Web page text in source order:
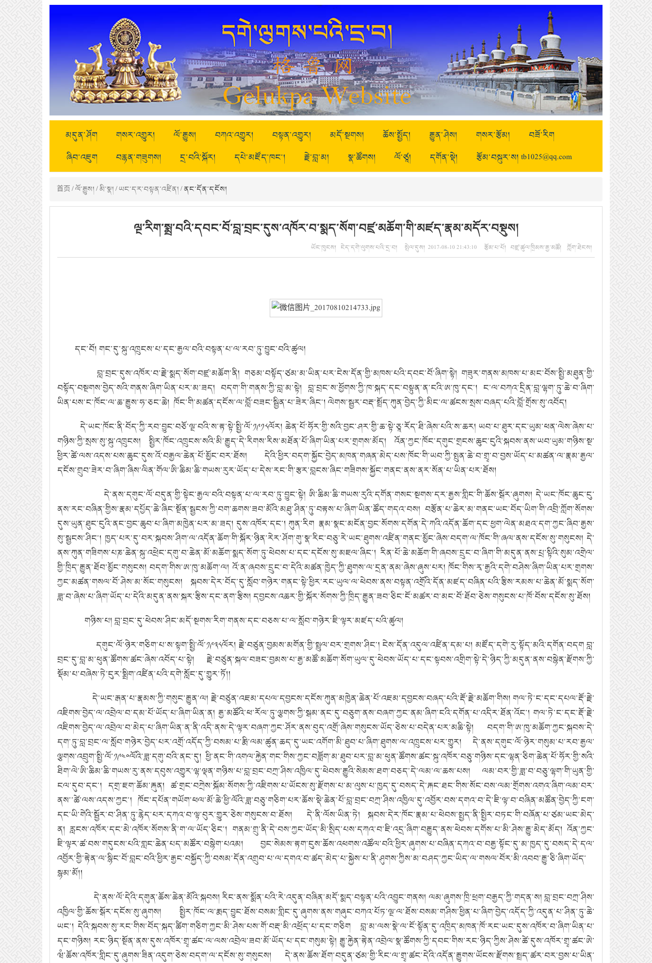
མདུན་ཤོག གསར་འགྱུར། ལོ་རྒྱུས། བཀའ་འགྱུར། བསྟན་འགྱུར། མདོ་སྔགས། ཆོས་སྤྱོད། རྒྱུན་ཤེས། གསར་རྩོམ།
བཟོ་རིག
ཞིབ་འཇུག
བརྙན་གཟུགས། དྲ་བའི་སྐོར། དཔེ་མཛོད་ཁང་། རྗེ་བླ་མ། སྣ་ཚོགས། ལོ་ཙཱ། དགོན་སྡེ། རྩོམ་བསྐུར་ས། tb1025@qq.com
首页/ལོ་རྒྱུས།/མི་སྣ།/ཡང་དར་བསྟན་འཛིན།/ ནང་དོན་དངོས།
ལྔ་རིག་སྨྲ་བའི་དབང་བོ་བླ་བྲང་དུས་འཁོར་བ་སྨད་སོག་བཛྲ་མཆོག་གི་མཛད་རྣམ་མདོར་བསྡུས།
ཡོང་ཁུངས། ངེད་དགེ་ལུགས་པའི་དྲ་བ། སྤེལ་དུས། 2017-08-10 21:43:10 རྩོམ་པ་པོ། བཛྲ་ཚུལ་ཁྲིམས་རྒྱ་མཚོ། ཀློག་ཐེངས།
དང་བོ། གང་དུ་སྐུ་འཁྲུངས་པ་དང་རྒྱལ་བའི་བསྟན་པ་ལ་རབ་ཏུ་བྱུང་བའི་ཚུལ།
བླ་བྲང་དུས་འཁོར་བ་རྗེ་སྨད་སོག་བཛྲ་མཆོག་ནི། གཅམ་བསྟོད་ཙམ་མ་ཡིན་པར་ངེས་དོན་གྱི་མཁས་པའི་དབང་བོ་ཞིག་སྟེ། གཟུར་གནས་མཁས་པ་མང་བོས་སྤྱི་མཐུན་གྱི་
བསྟོད་བསྔགས་བྱེད་སའི་གནས་ཞིག་ཡིན་པར་མ་ཟད། བདག་གི་གནས་ཀྱི་བླ་མ་སྟེ། བླ་བྲང་ས་ཕྱོགས་ཀྱི་ཁ་སྐད་དང་བསྟུན་ན་ངའི་ཨ་ཁུ་དང་། ང་ལ་བཀའ་དྲིན་བླ་ལྷག་ཏུ་ཆེ་བ་ཞིག་
ཡིན་པས་ང་ཁོང་ལ་ཆ་རྒྱུས་ཧ་ཅང་ཆེ། ཁོང་གི་མཚན་དངོས་ལ་བློ་བཟང་སྦྱིན་པ་ཟེར་ཞིང་། ལེགས་སྦྱར་བརྡ་སྤྲོད་ཀུན་བྱེད་ཀྱི་མིང་ལ་ཚངས་སྲས་བཞད་པའི་བློ་གྲོས་སུ་འབོད།
དེ་ཡང་ཁོང་ནི་བོད་ཀྱི་རབ་བྱུང་བཅོ་ལྔ་བའི་ས་རྟ་སྟེ་སྤྱི་ལོ་༡༩༡༨ལོར། ཆེན་པོ་ཧོར་གྱི་སའི་བྱང་ཤར་གྱི་ཆ་སྟེ་ཅཱ་རོད་ཐི་ཞེས་པའི་ས་ཆར། ཡབ་པ་ཐུར་དང་ཡུམ་ཕན་ལེས་ཞེས་པ་
གཉིས་ཀྱི་སྲས་སུ་སྐུ་འཁྲུངས།
སྤྱིར་ཁོང་འཁྲུངས་སའི་མི་རྒྱུད་དེ་རིགས་རིས་མཐོན་པོ་ཞིག་ཡིན་པར་གྲགས་མོད།
འོན་ཀྱང་ཁོང་དགུང་གྲངས་ཆུང་ངུའི་སྐབས་ནས་ཡབ་ཡུམ་གཉིས་སྔ་
ཕྱིར་ཚེ་ལས་འདས་པས་ཆུང་དུས་འོ་བརྒྱལ་ཆེན་པོ་མྱོང་བར་ཐོས།
དེའི་ཕྱིར་བདག་སྐྱོང་བྱེད་མཁན་གཞན་མེད་པས་ཁོང་གི་ཡབ་ཀྱི་སྤུན་ཆེ་བ་གྲྭ་བ་བྱས་ཡོད་པ་མཚན་ལ་རྣམ་རྒྱལ་
དངོས་གྲུབ་ཟེར་བ་ཞིག་ཞིས་ལིན་གོལ་ཨི་ཆིམ་ཆི་གཡས་རུར་ཡོད་པ་དེས་རང་གི་རྩར་བླངས་ཞིང་གཟིགས་སྐྱོང་གནང་ནས་ནར་སོན་པ་ཡིན་པར་ཐོས།
དེ་ནས་དགུང་ལོ་བདུན་གྱི་སྟེང་རྒྱལ་བའི་བསྟན་པ་ལ་རབ་ཏུ་བྱུང་སྟེ། ཨི་ཆིམ་ཆི་གཡས་རུའི་དགོན་གསང་སྔགས་དར་རྒྱས་གླིང་གི་ཆོས་སྒོར་ཞུགས། དེ་ཡང་ཁོང་ཆུང་ངུ་
ནས་རང་བཞིན་གྱིས་རྣམ་དཔྱོད་ཆེ་ཞིང་སྔོན་སྦྱངས་ཀྱི་བག་ཆགས་ཟབ་མོའི་མཐུ་ཤིན་ཏུ་བརྟས་པ་ཞིག་ཡིན་ཚོད་གདའ་བས། བརྩོན་པ་ཆེར་མ་གནང་ཡང་བོད་ཡིག་གི་འབྲི་ཀློག་སོགས་
དུས་ཡུན་ཐུང་ངུའི་ནང་བྱང་ཆུབ་པ་ཞིག་མཁྱེན་པར་མ་ཟད། དུས་འཁོར་དང་། ཀུན་རིག རྣམ་སྣང་མངོན་བྱང་སོགས་དགོན་དེ་ཀའི་འདོན་ཆོག་དང་ཕྱག་ལེན་མཐའ་དག་ཀྱང་ཞིབ་རྒྱས་
སུ་སྦྱངས་ཤིང་། ཁྱད་པར་དུ་བར་སྐབས་ཤིག་ལ་འདོན་ཆོག་གི་སྐོར་ཉིན་རེར་ཤོག་གུ་སྣ་རིང་བཅུ་རེ་ཡང་ཐུགས་འཛིན་གནང་མྱོང་ཞེས་བདག་ལ་ཁོང་གི་ཞལ་ནས་དངོས་སུ་གསུངས། དེ་
ནས་ཀུན་གཟིགས་པཎ་ཆེན་སྐུ་འཕྲེང་དགུ་བ་ཆེན་མོ་མཆོག་སྨད་སོག་ཏུ་ཕེབས་པ་དང་དངོས་སུ་མཇལ་ཞིང་། རིན་པོ་ཆེ་མཆོག་གི་ཞབས་དྲུང་བ་ཞིག་གི་མདུན་ནས་པྲ་སྟིའི་སུམ་འགྲེལ་
གྱི་ཁྲིད་རྒྱུན་ཐོབ་མྱོང་གསུངས། བདག་གིས་ཨ་ཁུ་མཆོག་ལ། འོ་ན་ཞབས་དྲུང་བ་དེའི་མཚན་ཁྱེད་ཀྱི་ཐུགས་ལ་དྲན་ནམ་ཞེས་ཞུས་པར། ཁོང་གིས་རྭ་རྒྱའི་དགེ་བཤེས་ཞིག་ཡིན་པར་གྲགས་
ཀྱང་མཚན་གསལ་བོ་ཤེས་མ་སོང་གསུངས།
སྐབས་དེར་བོད་དུ་སློབ་གཉེར་གནང་སྟེ་ཕྱིར་རང་ཡུལ་ལ་ཕེབས་ནས་བསྟན་འགྲོའི་དོན་མཛད་བཞིན་པའི་རྩིས་རམས་པ་ཆེན་མོ་སྨད་སོག་
ཟླ་བ་ཞེས་པ་ཞིག་ཡོད་པ་དེའི་མདུན་ནས་སྐར་རྩིས་དང་ནག་རྩིས། དབྱངས་འཆར་གྱི་སྐོར་སོགས་ཀྱི་ཁྲིད་རྒྱུན་ཟབ་ཅིང་ངོ་མཚར་བ་མང་བོ་ཐོབ་ཅེས་གསུངས་པ་ཁོ་བོས་དངོས་སུ་ཐོས།
གཉིས་པ། བླ་བྲང་དུ་ཕེབས་ཤིང་མདོ་སྔགས་རིག་གནས་དང་བཅས་པ་ལ་སློབ་གཉེར་ཇི་ལྟར་མཛད་པའི་ཚུལ།
དགུང་ལོ་ཉེར་གཅིག་པ་ས་སྟག་སྤྱི་ལོ་༡༩༣༨ལོར། རྗེ་བཙུན་བྱམས་མགོན་གྱི་སྤྲུལ་བར་གྲགས་ཤིང་། ངེས་དོན་འདུལ་འཛིན་དམ་པ། མཛོད་དགེ་རུ་སྟོད་མའི་དགོན་བདགབླ་
བྲང་དུ་བླ་མ་ཕུན་ཚོགས་ཚང་ཞེས་འབོད་པ་སྟེ།
རྗེ་བཙུན་སྐལ་བཟང་བྱམས་པ་རྒྱ་མཚོ་མཆོག་སོག་ཡུལ་དུ་ཕེབས་ཡོད་པ་དང་སྟབས་འགྲིག་སྟེ་དེ་ཉིད་ཀྱི་མདུན་ནས་བསྙེན་རྫོགས་ཀྱི་
སྡོམ་པ་བཞེས་ཏེ་ངུར་སྨྲིག་འཛིན་པའི་དགེ་སློང་དུ་གྱུར་ཏོ།།
དེ་ཡང་རྒན་པ་རྣམས་ཀྱི་གསུང་རྒྱུན་ལ། རྗེ་བཙུན་འཇམ་དཔལ་དབྱངས་དངོས་ཀུན་མཁྱེན་ཆེན་པོ་འཇམ་དབྱངས་བཞད་པའི་རྡོ་རྗེ་མཆོག་གིས། གལ་ཏེ་ང་དང་དཔལ་རྡོ་རྗེ་
འཇིགས་བྱེད་ལ་འབྲེལ་བ་དམ་པོ་ཡོད་པ་ཞིག་ཡིན་ན། རྒྱ་མཚོའི་ཕ་རོལ་ཏུ་ལྕགས་ཀྱི་སྒམ་ནང་དུ་བཅུག་ནས་བཞག་ཀྱང་ནམ་ཞིག་ངའི་དགོན་པ་འདིར་ཐོན་འོང་། གལ་ཏེ་ང་དང་རྡོ་རྗེ་
འཇིགས་བྱེད་ལ་འབྲེལ་བ་མེད་པ་ཞིག་ཡིན་ན་ནི་འདི་ནས་དེ་ལྟར་བཞག་ཀྱང་ཤོར་ནས་བུད་འགྲོ་ཞེས་གསུངས་ཡོད་ཅེས་པ་བདེན་པར་མཆི་སྟེ།
བདག་གི་ཨ་ཁུ་མཆོག་ཀྱང་སྐབས་དེ་
དག་ཏུ་བླ་བྲང་ལ་སློབ་གཉེར་བྱེད་པར་འགྲོ་འདོད་ཀྱི་བསམ་པ་རྨི་ལམ་ཚུན་ཆད་དུ་ཡང་འགོག་མི་ཐུབ་པ་ཞིག་ཐུགས་ལ་འཁྲུངས་པར་གྱུར།
དེ་ནས་དགུང་ལོ་ཉེར་གསུམ་པ་རབ་རྒྱལ་
ལྕགས་འབྲུག་སྤྱི་ལོ་༡༩༤༠ལོའི་ཟླ་དགུ་བའི་ནང་དུ། ཕྱི་ནང་གི་འགལ་རྐྱེན་གང་གིས་ཀྱང་བཟློག་མ་ཐུབ་པར་བླ་མ་ཕུན་ཚོགས་ཚང་སྐུ་འཁོར་བཅུ་གཉིས་དང་ལྷན་ཅིག་ཆེན་པོ་ཧོར་གྱི་སའི་
ཐིག་ལེ་ཨི་ཆིམ་ཆི་གཡས་རུ་ནས་དབུས་འགྱུར་ལྷ་ལྡན་གཉིས་པ་བླ་བྲང་བཀྲ་ཤིས་འཁྱིལ་དུ་ཕེབས་རྒྱུའི་སེམས་ཐག་བཅད་དེ་ལམ་ལ་ཆས་པས།
ལམ་བར་གྱི་ཟླ་བ་བཅུ་ལྷག་གི་ཡུན་གྱི་
ངལ་དུབ་དང་། དགྲ་ཇག་ཆོམ་རྐུན། ཚ་གྲང་བཀྲེས་སྐོམ་སོགས་ཀྱི་འཇིགས་པ་ཡོངས་སུ་རྫོགས་པ་མ་ལུས་པ་ཁྱད་དུ་བསད་དེ་རྐང་ཐང་གིས་སོང་བས་ལམ་གྲོགས་འགའ་ཞིག་ལམ་བར་
ནས་་ཚེ་ལས་འདས་ཀྱང་། ཁོང་དཔོན་གཡོག་ཕལ་མོ་ཆེ་ཕྱི་ལོའི་ཟླ་བཅུ་གཅིག་པར་ཆོས་སྡེ་ཆེན་པོ་བླ་བྲང་བཀྲ་ཤིས་འཁྱིལ་དུ་འབྱོར་བས་དགའ་བ་དེ་ཇི་ལྟ་བ་བཞིན་མཚོན་བྱེད་ཀྱི་ངག་
དང་ཡི་གེའི་སྦྱོར་བ་ཤིན་ཏུ་རྙེད་པར་དཀའ་བ་ལྟ་བུར་གྱུར་ཅེས་གསུངས་བ་ཐོས།
དེ་ནི་ལོས་ཡིན་ཏེ།
སྐབས་དེར་ཁོང་རྣམ་པ་ཕེབས་སྤྱད་ནི་སྤྱིར་བཏང་གི་བཞོན་པ་ཙམ་ཡང་མེད་
ན། རླངས་འཁོར་དང་མེ་འཁོར་སོགས་ནི་ག་ལ་ཡོད་ཅིང་། གནམ་གྲུ་ནི་དེ་བས་ཀྱང་ཡོད་མི་སྲིད་པས་དཀའ་བ་ཇི་འདྲ་ཞིག་བརྒྱུད་ནས་ཕེབས་དགོས་པ་མི་ཤེས་རྒྱུ་མེད་མོད། འོན་ཀྱང་
ཇི་ལྟར་ཚ་བས་གདུངས་པའི་གླང་ཆེན་པད་མཚོར་བསྙེག་པའམ།
བྱང་སེམས་རྟག་ངུས་ཆོས་འཕགས་འཚོལ་བའི་ཕྱིར་ཞུགས་པ་བཞིན་དཀའ་བ་བརྒྱ་སྟོང་དུ་མ་ཁྱད་དུ་བསད་དེ་དལ་
འབྱོར་གྱི་རྟེན་ལ་སྙིང་བོ་བླང་བའི་ཕྱིར་རྒྱང་བསྐྱོད་ཀྱི་བསམ་དོན་འགྲུབ་པ་ལ་དགའ་བ་ཚད་མེད་པ་སྐྱེས་པ་ནི་ཤུགས་ཀྱིས་མ་བཤད་ཀྱང་ཡིད་ལ་གསལ་བོར་མི་འབབ་རྒྱུ་ཅི་ཞིག་ཡོད་
སྙམ་མོ།།
དེ་ནས་ལོ་དེའི་དགུན་ཆོས་ཆེན་མོའི་སྐབས། རིང་ནས་སྨོན་པའི་རེ་འདུན་བཞིན་མདོ་སྨད་བསྟན་པའི་འབྱུང་གནས། ལམ་ཞུགས་ཁྲི་ཕྲག་བརྒྱད་ཀྱི་གདན་ས། བླ་བྲང་བཀྲ་ཤིས་
འཁྱིལ་གྱི་ཆོས་སྒོར་དངོས་སུ་ཞུགས།
སྤྱིར་ཁོང་ལ་རྨད་བྱུང་ཐོས་བསམ་གླིང་དུ་ཞུགས་ནས་གཞུང་བཀའ་པོཏ་ལྔ་ལ་ཐོས་བསམ་གཤིས་ཕྱིན་པ་ཞིག་བྱེད་འདོད་ཀྱི་འདུན་པ་ཤིན་ཏུ་ཆེ་
ཡང་། དེའི་སྐབས་སུ་རང་གིས་བོད་སྐད་ཚིག་གཅིག་ཀྱང་མི་ཤེས་པས་གོ་བརྡ་མི་འཕྲོད་པ་དང་གཅིག
བླ་མ་ལས་སྣེ་ལ་ངོ་སྟོན་དུ་འཁྲིད་མཁན་ཁོ་རང་ཡང་དུས་འཁོར་བ་ཞིག་ཡིན་པ་
དང་གཉིས། རང་ཉིད་སྔོན་ནས་དུས་འཁོར་གྲྭ་ཚང་ལ་ལས་འབྲེལ་ཟབ་མོ་ཡོད་པ་དང་གསུམ་སྟེ། རྒྱུ་རྐྱེན་རྟེན་འབྲེལ་སྣ་ཚོགས་ཀྱི་དབང་གིས་རང་ཉིད་ཀྱིས་ཤེས་ཚེ་དུས་འཁོར་གྲྭ་ཚང་ཨེ་
ཝཾ་ཆོས་འཁོར་གླིང་དུ་ཞུགས་ཟིན་འདུག་ཅེས་བདག་ལ་དངོས་སུ་གསུངས།
དེ་ནས་ཆོས་ཐོག་བདུན་ཙམ་གྱི་རིང་ལ་གྲྭ་ཚང་དེའི་འདོན་རྒྱུགས་ཡོངས་རྫོགས་སྤྲད་ཚར་བར་བྱས་པ་ཡིན་